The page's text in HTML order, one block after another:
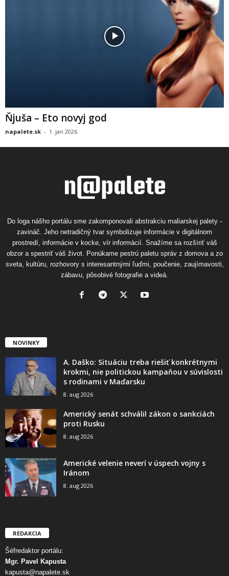
Ňjuša – Eto novyj god
napalete.sk - 1. jan 2026
Do loga nášho portálu sme zakomponovali abstrakciu maliarskej palety -
zavináč. Jeho netradičný tvar symbolizuje informácie v digitálnom
prostredí, informácie v kocke, vír informácií. Snažíme sa rozšíriť váš
obzor a spestriť váš život. Ponúkame pestrú paletu správ z domova a zo
sveta, kultúru, rozhovory s interesantnými ľuďmi, poučenie, zaujímavosti,
zábavu, pôsobivé fotografie a videá.
NOVINKY
A. Daško: Situáciu treba riešiť konkrétnymi
krokmi, nie politickou kampaňou v súvislosti
s rodinami v Maďarsku
8. aug 2026
Americký senát schválil zákon o sankciách
proti Rusku
8. aug 2026
Americké velenie neverí v úspech vojny s
Iránom
8. aug 2026
REDAKCIA
Šéfredaktor portálu:
Mgr. Pavel Kapusta
kapusta@napalete.sk